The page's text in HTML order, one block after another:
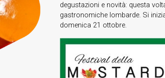
degustazioni e novità: questa
gastronomiche lombarde. Si
domenica 21 ottobre.